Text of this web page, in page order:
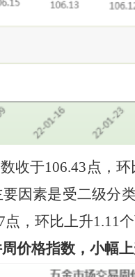
收于106.43点， 环
要因素是受二级分
点， 环比上升1.11
价格指数， 小幅